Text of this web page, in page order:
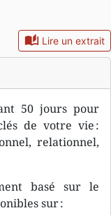
auto_stories Lire un extrait
50 jours pour
de votre vie :
relationnel,
basé sur le
sur :